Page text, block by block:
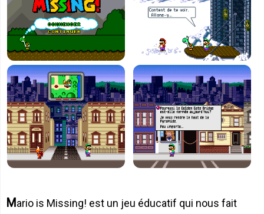
Mario is Missing! est un jeu éducatif qui nous fait